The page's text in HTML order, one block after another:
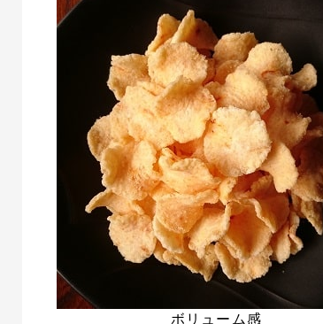
ボリューム感